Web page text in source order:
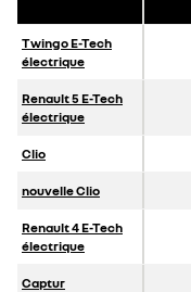
Twingo E-Tech
électrique
Renault 5 E-Tech
électrique
Clio
nouvelle Clio
Renault 4 E-Tech
électrique
Captur